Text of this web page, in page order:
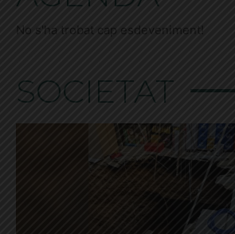
No s'ha trobat cap esdeveniment!
SOCIETAT